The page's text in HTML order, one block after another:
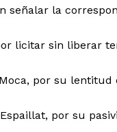
señalar la
licitar sin liberar
por su
por su